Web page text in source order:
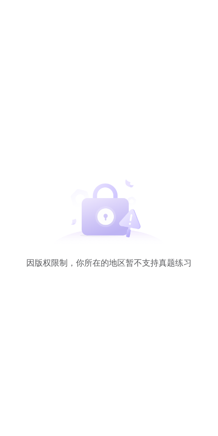
因版权限制，你所在的地区暂不支持真题练习